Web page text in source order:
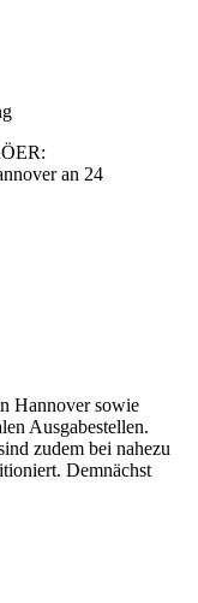
an 24
Hannover sowie
Ausgabestellen.
zudem bei nahezu
Demnächst